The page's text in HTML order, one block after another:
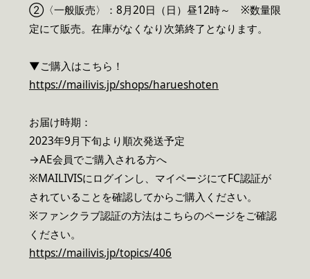
②〈一般販売〉：8月20日（日）昼12時～ ※数量限
定にて販売。在庫がなくなり次第終了となります。
▼ご購入はこちら！
https://mailivis.jp/shops/harueshoten
お届け時期：
2023年9月下旬より順次発送予定
→AE会員でご購入される方へ
※MAILIVISにログインし、マイページにてFC認証が
されていることを確認してからご購入ください。
※ファンクラブ認証の方法はこちらのページをご確認
ください。
https://mailivis.jp/topics/406